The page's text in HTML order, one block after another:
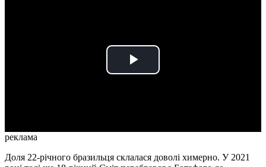
Play
реклама
Доля 22-річного бразильця склалася доволі химерно. У 2021